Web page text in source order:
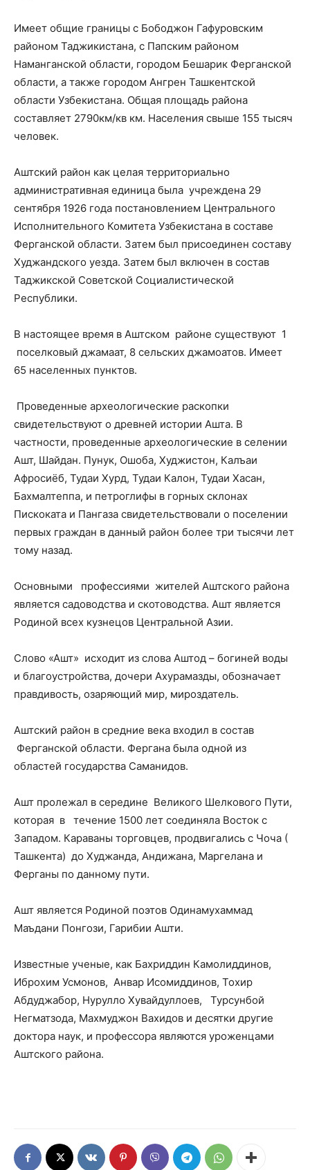
Имеет общие границы с Бободжон Гафуровским
районом Таджикистана, с Папским районом
Наманганской области, городом Бешарик Ферганской
области, а также городом Ангрен Ташкентской
области Узбекистана. Общая площадь района
составляет 2790км/кв км. Населения свыше 155 тысяч
человек.
Аштский район как целая территориально
административная единица была учреждена 29
сентября 1926 года постановлением Центрального
Исполнительного Комитета Узбекистана в составе
Ферганской области. Затем был присоединен составу
Худжандского уезда. Затем был включен в состав
Таджикской Советской Социалистической
Республики.
В настоящее время в Аштском районе существуют 1
поселковый джамаат, 8 сельских джамоатов. Имеет
65 населенных пунктов.
Проведенные археологические раскопки
свидетельствуют о древней истории Ашта. В
частности, проведенные археологические в селении
Ашт, Шайдан. Пунук, Ошоба, Худжистон, Калъаи
Афросиёб, Тудаи Хурд, Тудаи Калон, Тудаи Хасан,
Бахмалтеппа, и петроглифы в горных склонах
Пискоката и Пангаза свидетельствовали о поселении
первых граждан в данный район более три тысячи лет
тому назад.
Основными профессиями жителей Аштского района
является садоводства и скотоводства. Ашт является
Родиной всех кузнецов Центральной Азии.
Слово «Ашт» исходит из слова Аштод – богиней воды
и благоустройства, дочери Ахурамазды, обозначает
правдивость, озаряющий мир, мироздатель.
Аштский район в средние века входил в состав
Ферганской области. Фергана была одной из
областей государства Саманидов.
Ашт пролежал в середине Великого Шелкового Пути,
которая в течение 1500 лет соединяла Восток с
Западом. Караваны торговцев, продвигались с Чоча (
Ташкента) до Худжанда, Андижана, Маргелана и
Ферганы по данному пути.
Ашт является Родиной поэтов Одинамухаммад
Маъдани Понгози, Гарибии Ашти.
Известные ученые, как Бахриддин Камолиддинов,
Иброхим Усмонов, Анвар Исомиддинов, Тохир
Абдуджабор, Нурулло Хувайдуллоев, Турсунбой
Негматзода, Махмуджон Вахидов и десятки другие
доктора наук, и профессора являются уроженцами
Аштского района.